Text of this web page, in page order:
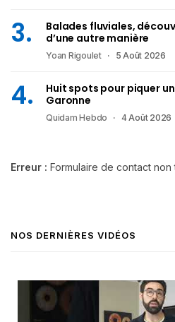
Balades fluviales,
d’une autre manière
Yoan Rigoulet 5 Août 2026
Huit spots pour piquer
Garonne
Quidam Hebdo 4 Août 2026
Erreur : Formulaire de contact non
NOS DERNIÈRES VIDÉOS